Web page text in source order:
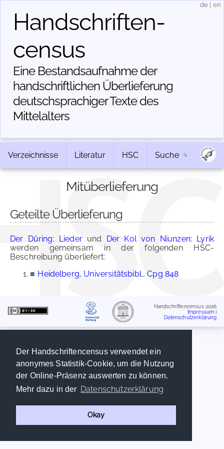
Der Handschriftencensus verwendet ein
anonymes Statistik-Cookie, um die Nutzung
der Online-Präsenz auswerten zu können.
Mehr dazu in der Datenschutzerklärung
Okay
Handschriften­
census
Eine Bestandsaufnahme der
handschriftlichen Über­lieferung
deutschsprachiger Texte des
Mittelalters
de en
Verzeichnisse Literatur HSC Suche
Mitüberlieferung
Geteilte Überlieferung
Der Düring: Liederund Der Kol von Niunzen: Lyrik
werden gemeinsam in der folgenden HSC-
Beschreibung überliefert:
■ Heidelberg, Universitätsbibl., Cpg 848
Handschriftencensus 2026
Impressum
Datenschutzerklärung